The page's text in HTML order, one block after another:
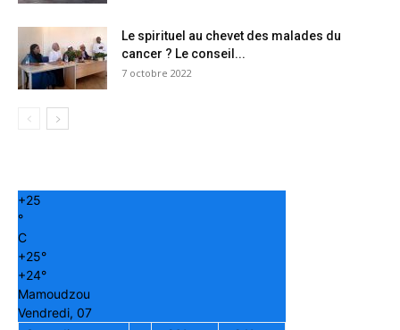
Le spirituel au chevet des malades du
cancer ? Le conseil...
7 octobre 2022
+25
°
C
+25°
+24°
Mamoudzou
Vendredi, 07